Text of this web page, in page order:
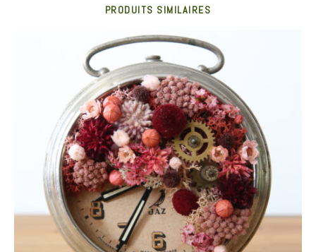
PRODUITS SIMILAIRES